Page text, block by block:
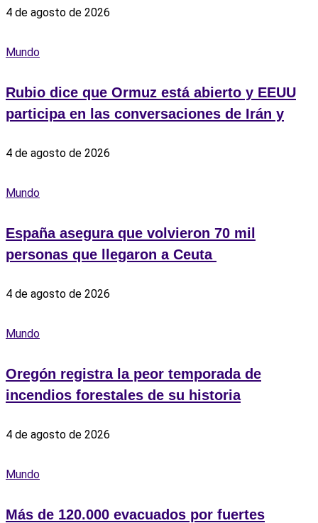
4 de agosto de 2026
Mundo
Rubio dice que Ormuz está abierto y EEUU
participa en las conversaciones de Irán y
4 de agosto de 2026
Mundo
España asegura que volvieron 70 mil
personas que llegaron a Ceuta ‎
4 de agosto de 2026
Mundo
Oregón registra la peor temporada de
incendios forestales de su historia
4 de agosto de 2026
Mundo
Más de 120.000 evacuados por fuertes